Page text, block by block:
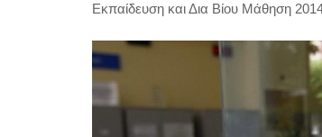
Εκπαίδευση και Δια Βίου Μάθηση